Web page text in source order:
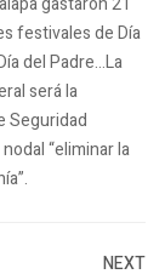
festivales de Día
del Padre…La
será la
Seguridad
“eliminar la
NEXT